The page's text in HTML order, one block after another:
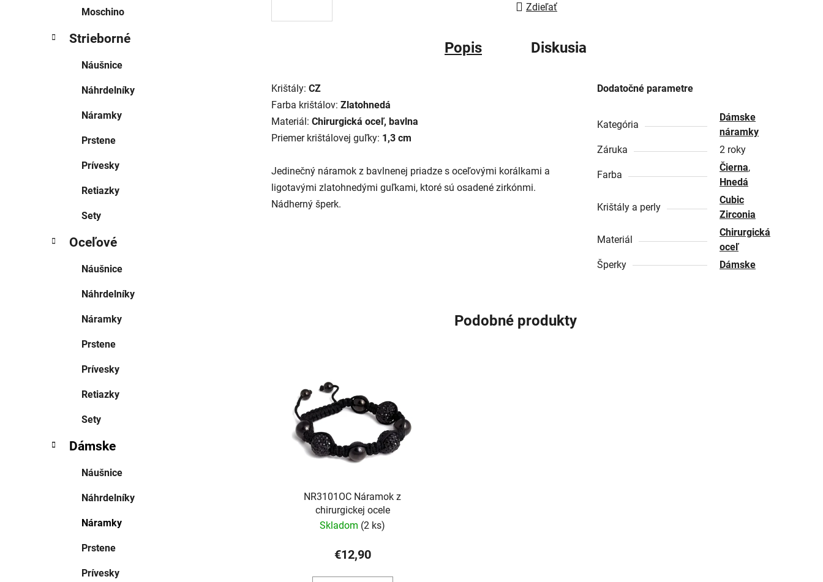
Moschino
Strieborné
Náušnice
Náhrdelníky
Náramky
Prstene
Prívesky
Retiazky
Sety
Oceľové
Náušnice
Náhrdelníky
Náramky
Prstene
Prívesky
Retiazky
Sety
Dámske
Náušnice
Náhrdelníky
Náramky
Prstene
Prívesky
Zdieľať
Popis Diskusia
Krištály: CZ
Farba krištálov: Zlatohnedá
Materiál: Chirurgická oceľ, bavlna
Priemer krištálovej guľky: 1,3 cm
Jedinečný náramok z bavlnenej priadze s oceľovými korálkami a
ligotavými zlatohnedými guľkami, ktoré sú osadené zirkónmi.
Nádherný šperk.
Dodatočné parametre
Kategória
Dámske
náramky
Záruka
2 roky
Farba
Čierna,
Hnedá
Krištály a perly
Cubic
Zirconia
Materiál
Chirurgická
oceľ
Šperky
Dámske
Podobné produkty
NR3101OC Náramok z
chirurgickej ocele
Skladom (2 ks)
€12,90